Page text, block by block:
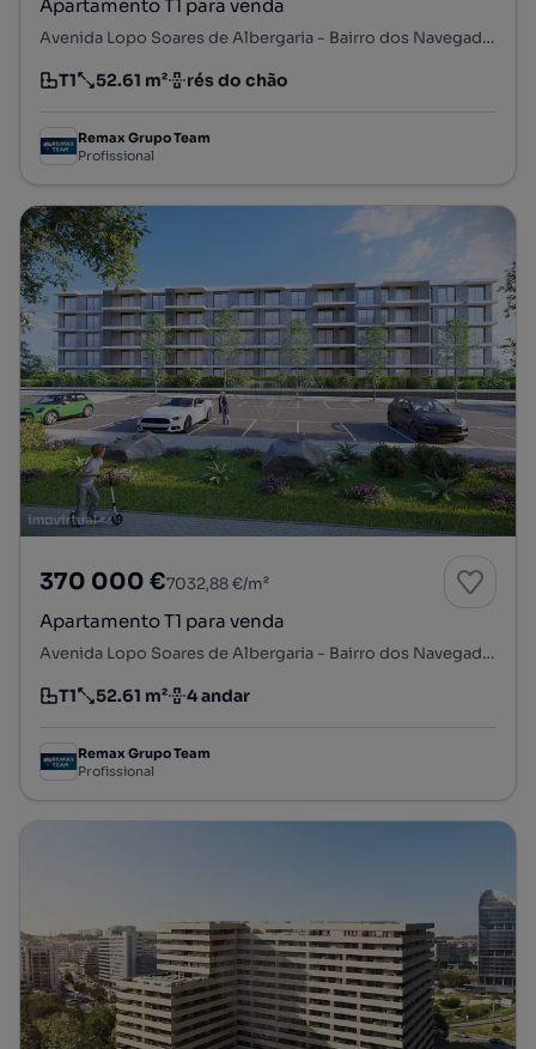
Apartamento T1 para venda
Avenida Lopo Soares de Albergaria - Bairro dos Navegadores, Porto Salvo, Oeiras, Lisboa
Tipologia
T1
Preço por metro quadrado
52.61 m²
Andar rés do chão
Remax Grupo Team
Profissional
370 000 €7032,88 €/m²
Apartamento T1 para venda
Avenida Lopo Soares de Albergaria - Bairro dos Navegadores, Porto Salvo, Oeiras, Lisboa
Tipologia
T1
Preço por metro quadrado
52.61 m²
Andar 4 andar
Remax Grupo Team
Profissional